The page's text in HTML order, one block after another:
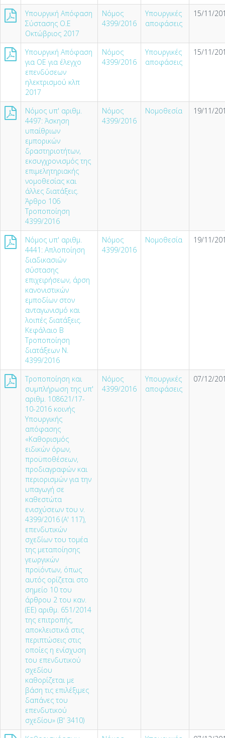
Υπουργική Απόφαση
Σύστασης Ο.Ε
Οκτώβριος 2017
Νόμος
4399/2016
Υπουργικές
αποφάσεις
15/11/
Υπουργική Απόφαση
για ΟΕ για έλεγχο
επενδύσεων
ηλεκτρισμού κλπ
2017
Νόμος
4399/2016
Υπουργικές
αποφάσεις
15/11/
Νόμος υπ' αριθμ.
4497: Άσκηση
υπαίθριων
εμπορικών
δραστηριοτήτων,
εκσυγχρονισμός της
επιμελητηριακής
νομοθεσίας και
άλλες διατάξεις.
Άρθρο 106
Τροποποίηση
4399/2016
Νόμος
4399/2016
Νομοθεσία 19/11/
Νόμος υπ' αριθμ.
4441: Απλοποίηση
διαδικασιών
σύστασης
επιχειρήσεων, άρση
κανονιστικών
εμποδίων στον
ανταγωνισμό και
λοιπές διατάξεις.
Κεφάλαιο Β
Τροποποίηση
διατάξεων Ν.
4399/2016
Νόμος
4399/2016
Νομοθεσία 19/11/
Τροποποίηση και
συμπλήρωση της υπ'
αριθμ. 108621/17-
10-2016 κοινής
Υπουργικής
απόφασης
«Καθορισμός
ειδικών όρων,
προϋποθέσεων,
προδιαγραφών και
περιορισμών για την
υπαγωγή σε
καθεστώτα
ενισχύσεων του ν.
4399/2016 (Α' 117),
επενδυτικών
σχεδίων του τομέα
της μεταποίησης
γεωργικών
προϊόντων, όπως
αυτός ορίζεται στο
σημείο 10 του
άρθρου 2 του καν.
(ΕΕ) αριθμ. 651/2014
της επιτροπής,
αποκλειστικά στις
περιπτώσεις στις
οποίες η ενίσχυση
του επενδυτικού
σχεδίου
καθορίζεται με
βάση τις επιλέξιμες
δαπάνες του
επενδυτικού
σχεδίου» (Β' 3410)
Νόμος
4399/2016
Υπουργικές
αποφάσεις
07/12/